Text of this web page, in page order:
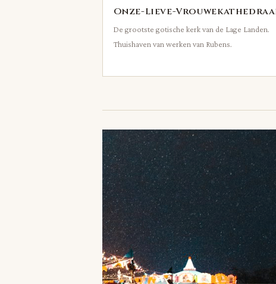
Onze-Lieve-
De grootste gotische kerk van de Lage Landen.
Thuishaven van werken van Rubens.